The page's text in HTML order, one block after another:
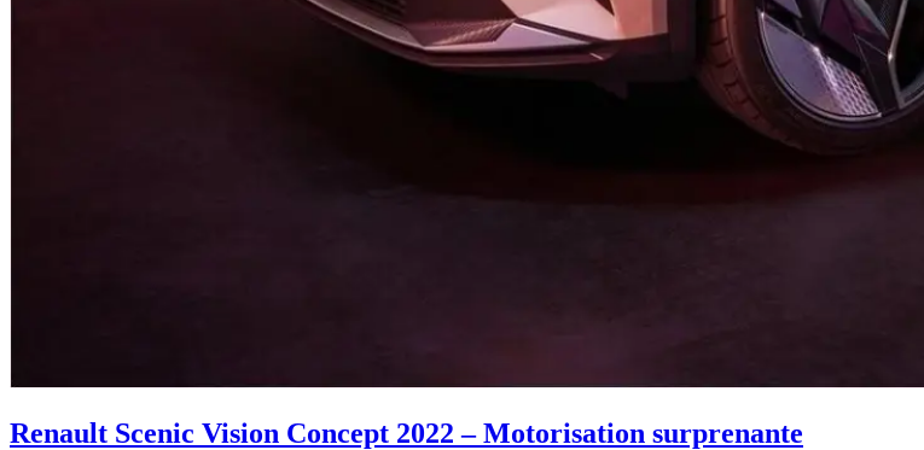
Renault Scenic Vision Concept 2022 – Motorisation surprenante